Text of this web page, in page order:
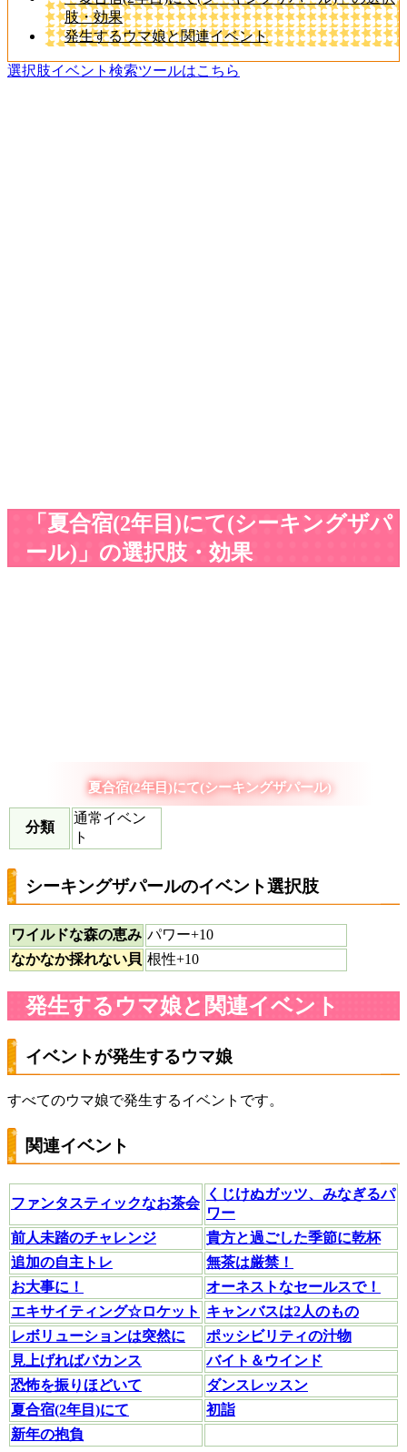
肢・効果
発生するウマ娘と関連イベント
選択肢イベント検索ツールはこちら
「夏合宿(2年目)にて(シーキングザパ
ール)」の選択肢・効果
夏合宿(2年目)にて(シーキングザパール)
分類
通常イベン
ト
シーキングザパールのイベント選択肢
ワイルドな森の恵み パワー+10
なかなか採れない貝 根性+10
発生するウマ娘と関連イベント
イベントが発生するウマ娘
すべてのウマ娘で発生するイベントです。
関連イベント
ファンタスティックなお茶会
くじけぬガッツ、みなぎるパ
ワー
前人未踏のチャレンジ
貴方と過ごした季節に乾杯
追加の自主トレ
無茶は厳禁！
お大事に！
オーネストなセールスで！
エキサイティング☆ロケット
キャンバスは2人のもの
レボリューションは突然に
ポッシビリティの汁物
見上げればバカンス
バイト＆ウインド
恐怖を振りほどいて
ダンスレッスン
夏合宿(2年目)にて
初詣
新年の抱負